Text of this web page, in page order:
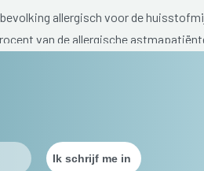
allergisch voor de
van de allergische